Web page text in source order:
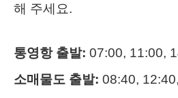
해 주세요.
통영항 출발: 07:00, 11:00,
소매물도 출발: 08:40,